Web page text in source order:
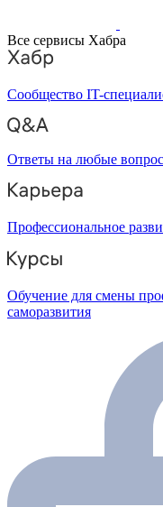
Все сервисы Хабра
Сообщество IT-
Ответы на любые
Профессиональное
Обучение для смены
саморазвития